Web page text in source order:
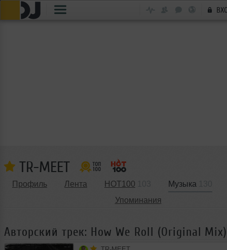
TR-MEET
Профиль Лента HOT100 Музыка
Упоминания
Авторский трек: How We Roll (Original Mix)